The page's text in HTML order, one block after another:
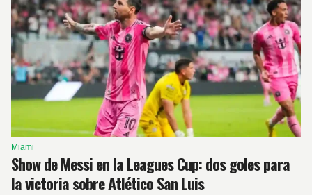
Miami
Show de Messi en la Leagues Cup: dos goles para
la victoria sobre Atlético San Luis